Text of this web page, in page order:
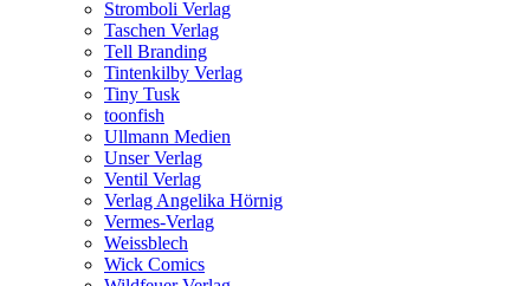
Stromboli Verlag
Taschen Verlag
Tell Branding
Tintenkilby Verlag
Tiny Tusk
toonfish
Ullmann Medien
Unser Verlag
Ventil Verlag
Verlag Angelika Hörnig
Vermes-Verlag
Weissblech
Wick Comics